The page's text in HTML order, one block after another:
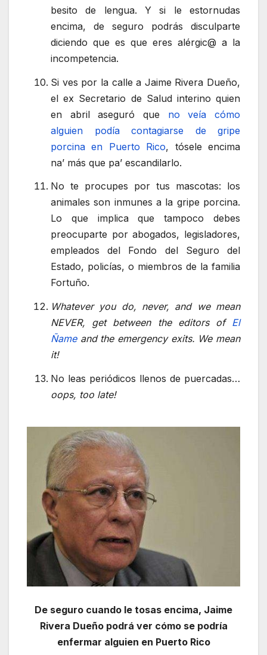
besito de lengua. Y si le estornudas
encima, de seguro podrás disculparte
diciendo que es que eres alérgic@ a la
incompetencia.
Si ves por la calle a Jaime Rivera Dueño,
el ex Secretario de Salud interino quien
en abril aseguró que no veía cómo
alguien podía contagiarse de gripe
porcina en Puerto Rico, tósele encima
na’ más que pa’ escandilarlo.
No te procupes por tus mascotas: los
animales son inmunes a la gripe porcina.
Lo que implica que tampoco debes
preocuparte por abogados, legisladores,
empleados del Fondo del Seguro del
Estado, policías, o miembros de la familia
Fortuño.
Whatever you do, never, and we mean
NEVER, get between the editors of El
Ñameand the emergency exits. We mean
it!
No leas periódicos llenos de puercadas…
oops, too late!
De seguro cuando le tosas encima, Jaime
Rivera Dueño podrá ver cómo se podría
enfermar alguien en Puerto Rico